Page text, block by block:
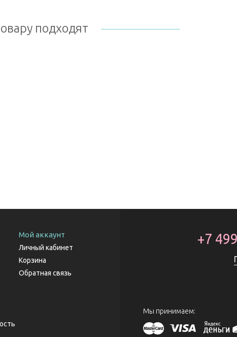
подходят
Мой аккаунт
Личный кабинет
Корзина
Обратная связь
+7
Мы принимаем: